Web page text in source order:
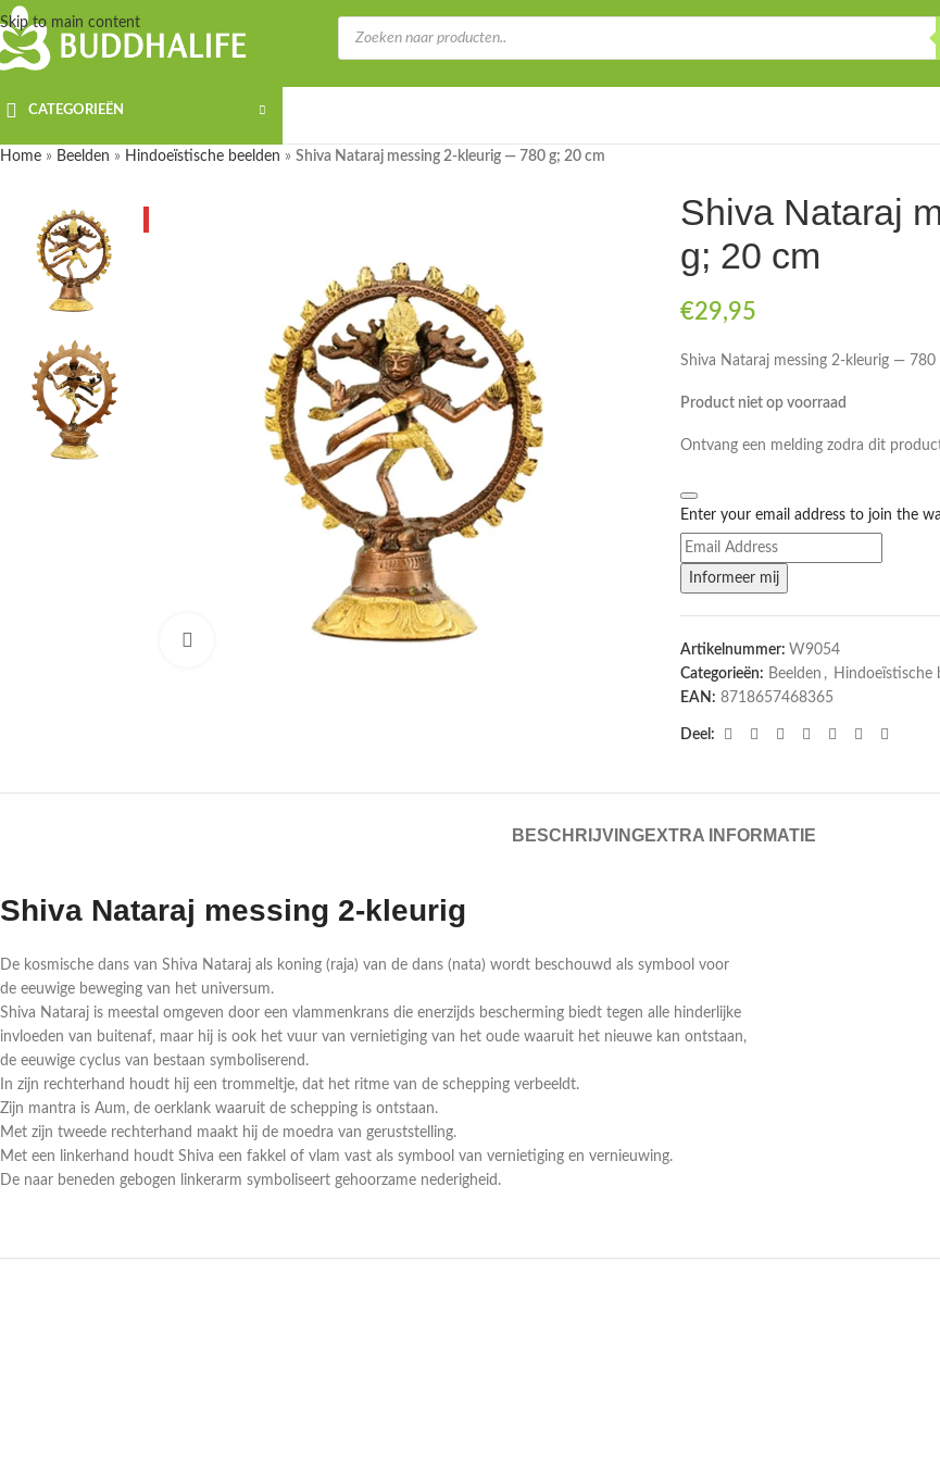
Skip to main content
CATEGORIEËN
Home » Beelden » Hindoeïstische beelden » Shiva Nataraj messing 2-kleurig — 780 g; 20 cm
Druk om te vergroten
Shiva Nataraj
g; 20 cm
€29,95
Shiva Nataraj messing 2-kleurig — 780
Product niet op voorraad
Ontvang een melding zodra dit
Enter your email address to join the
Informeer mij
Artikelnummer: W9054
Categorieën: Beelden , Hindoeïstische
EAN: 8718657468365
Deel:
BESCHRIJVINGEXTRA INFORMATIE
Shiva Nataraj messing 2-kleurig
De kosmische dans van Shiva Nataraj als koning (raja) van de dans (nata) wordt beschouwd als symbool voor
de eeuwige beweging van het universum.
Shiva Nataraj is meestal omgeven door een vlammenkrans die enerzijds bescherming biedt tegen alle hinderlijke
invloeden van buitenaf, maar hij is ook het vuur van vernietiging van het oude waaruit het nieuwe kan ontstaan,
de eeuwige cyclus van bestaan symboliserend.
In zijn rechterhand houdt hij een trommeltje, dat het ritme van de schepping verbeeldt.
Zijn mantra is Aum, de oerklank waaruit de schepping is ontstaan.
Met zijn tweede rechterhand maakt hij de moedra van geruststelling.
Met een linkerhand houdt Shiva een fakkel of vlam vast als symbool van vernietiging en vernieuwing.
De naar beneden gebogen linkerarm symboliseert gehoorzame nederigheid.